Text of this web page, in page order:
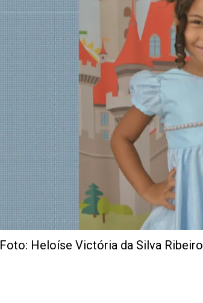
Foto: Heloíse Victória da Silva